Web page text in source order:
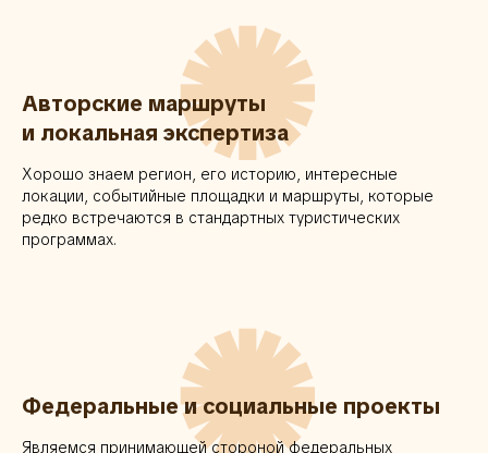
Авторские маршруты
и локальная экспертиза
Хорошо знаем регион, его историю, интересные
локации, событийные площадки и маршруты, которые
редко встречаются в стандартных туристических
программах.
✺
Федеральные и социальные проекты
Являемся принимающей стороной федеральных
✺